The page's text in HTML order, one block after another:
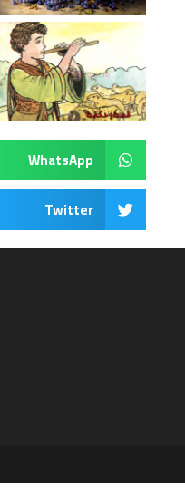
WhatsApp
Twitter